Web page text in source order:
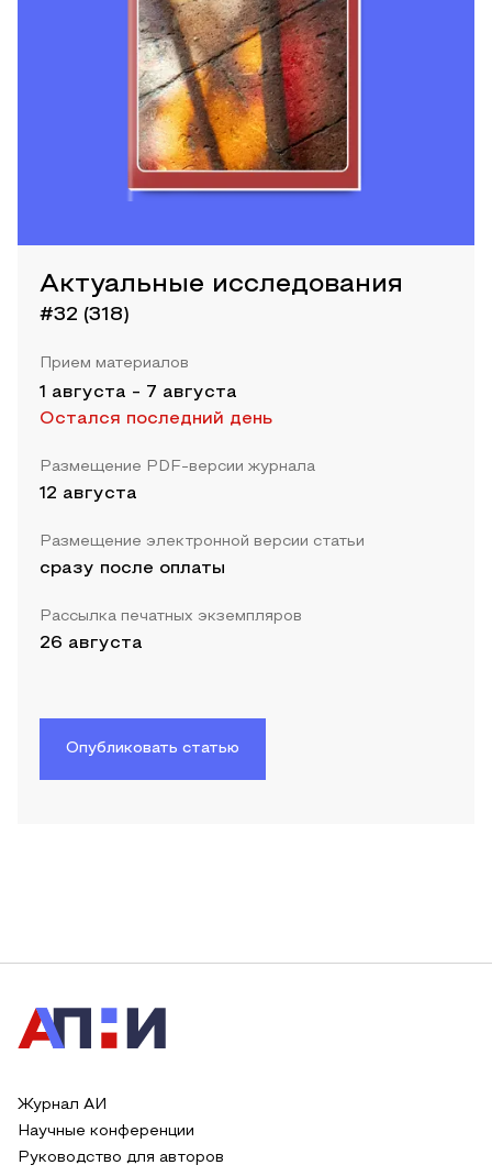
Актуальные исследования
#32 (318)
Прием материалов
1 августа - 7 августа
Остался последний день
Размещение PDF-версии журнала
12 августа
Размещение электронной версии статьи
сразу после оплаты
Рассылка печатных экземпляров
26 августа
Опубликовать статью
Журнал АИ
Научные конференции
Руководство для авторов